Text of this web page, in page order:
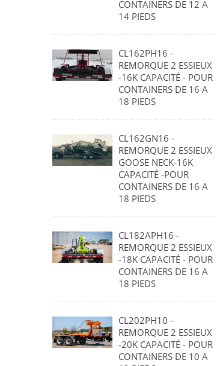
CONTAINERS DE 12 A
14 PIEDS
CL162PH16 -
REMORQUE 2 ESSIEUX
-16K CAPACITÉ - POUR
CONTAINERS DE 16 A
18 PIEDS
CL162GN16 -
REMORQUE 2 ESSIEUX
GOOSE NECK-16K
CAPACITÉ -POUR
CONTAINERS DE 16 A
18 PIEDS
CL182APH16 -
REMORQUE 2 ESSIEUX
-18K CAPACITÉ - POUR
CONTAINERS DE 16 A
18 PIEDS
CL202PH10 -
REMORQUE 2 ESSIEUX
-20K CAPACITÉ - POUR
CONTAINERS DE 10 A